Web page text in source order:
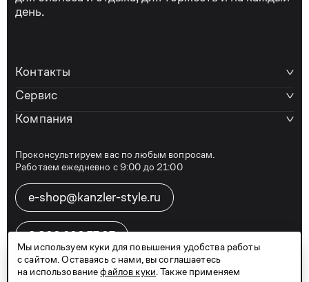
день.
Контакты
Сервис
Компания
Проконсультируем вас по любым вопросам.
Работаем ежедневно с 9:00 до 21:00
e-shop@kanzler-style.ru
8 800 600 77 07
Мы используем куки для повышения удобства работы
с сайтом. Оставаясь с нами, вы соглашаетесь
на использованиефайлов куки . Также применяем